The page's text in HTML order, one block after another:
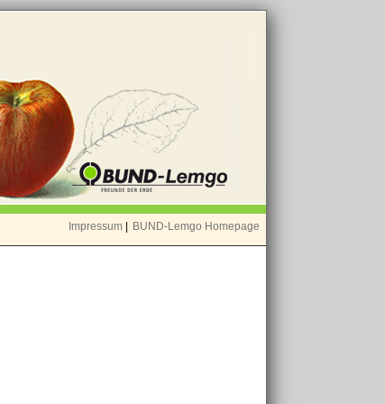
Impressum BUND-Lemgo Homepage